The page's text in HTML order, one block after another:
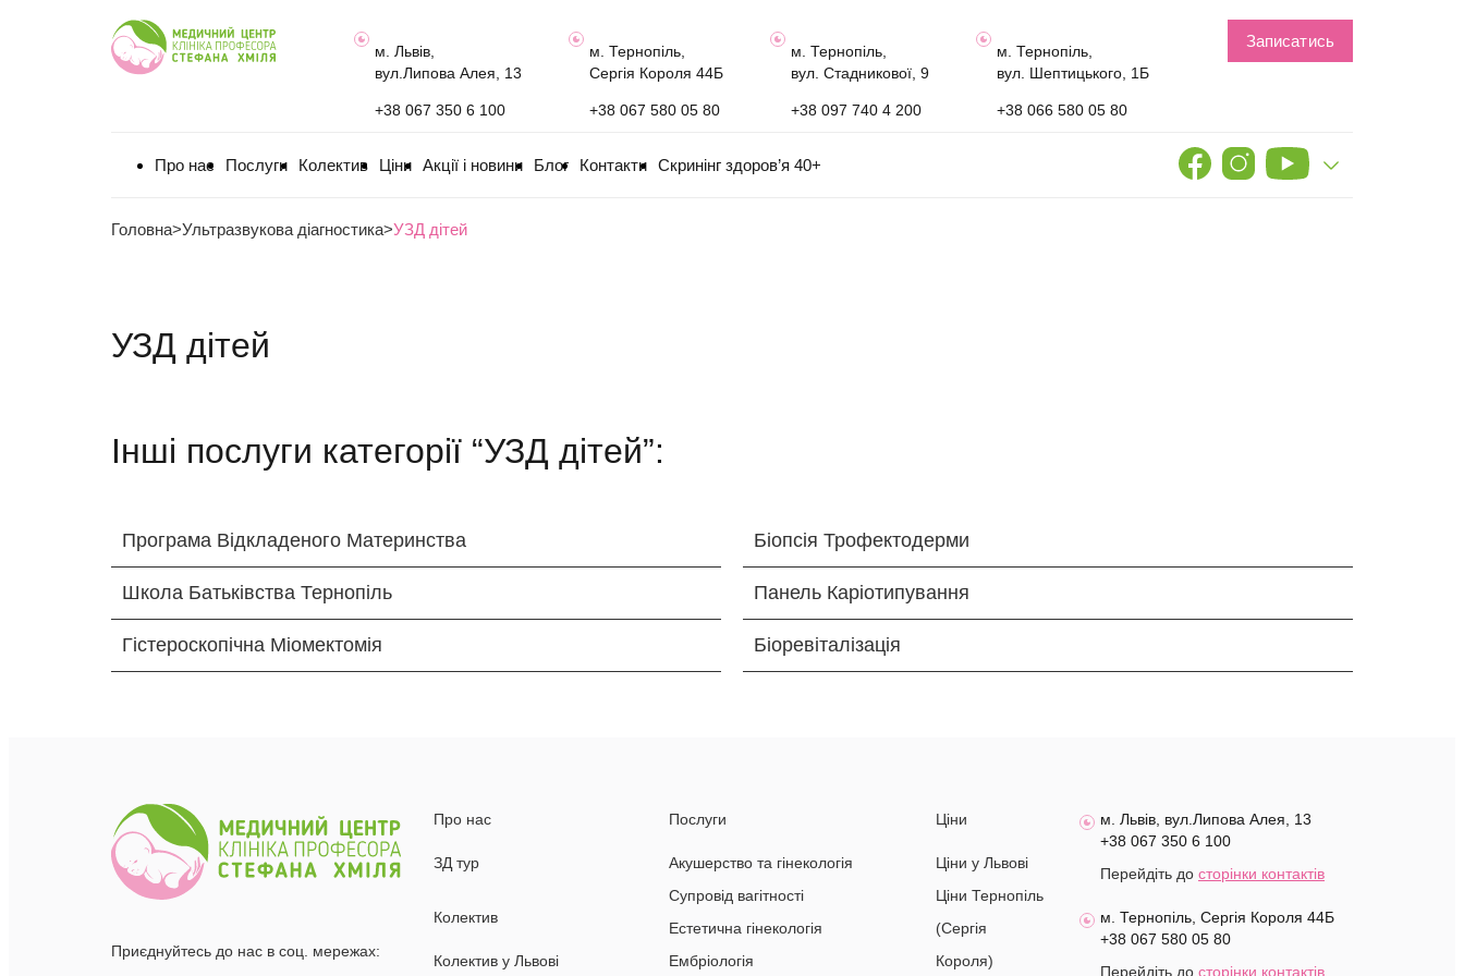
м. Львів,
вул.Липова Алея, 13
+38 067 350 6 100
м. Тернопіль,
Сергія Короля 44Б
+38 067 580 05 80
м. Тернопіль,
вул. Стадникової, 9
+38 097 740 4 200
м. Тернопіль,
вул. Шептицького, 1Б
+38 066 580 05 80
Записатись
Про нас Послуги Колектив Ціни Акції і новини Блог Контакти Скринінг здоров’я 40+
Головна>Ультразвукова діагностика>УЗД дітей
УЗД дітей
Інші послуги категорії “УЗД дітей”:
Програма Відкладеного Материнства
Школа Батьківства Тернопіль
Гістероскопічна Міомектомія
Біопсія Трофектодерми
Панель Каріотипування
Біоревіталізація
Приєднуйтесь до нас в соц. мережах:
Про нас
ЗД тур
Колектив
Колектив у Львові
Послуги
Акушерство та гінекологія
Супровід вагітності
Естетична гінекологія
Ембріологія
Ціни
Ціни у Львові
Ціни Тернопіль
(Сергія
Короля)
м. Львів, вул.Липова Алея, 13
+38 067 350 6 100
Перейдіть до сторінки контактів
м. Тернопіль, Сергія Короля 44Б
+38 067 580 05 80
Перейдіть до сторінки контактів